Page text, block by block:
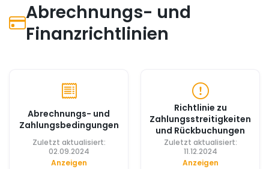
Abrechnungs- und
Finanzrichtlinien
Abrechnungs- und
Zahlungsbedingungen
Zuletzt aktualisiert:
02.09.2024
Anzeigen
Richtlinie zu
Zahlungsstreitigkeiten
und Rückbuchungen
Zuletzt aktualisiert:
11.12.2024
Anzeigen